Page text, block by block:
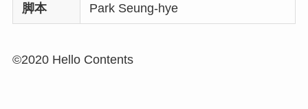
脚本 Park Seung-hye
©2020 Hello Contents